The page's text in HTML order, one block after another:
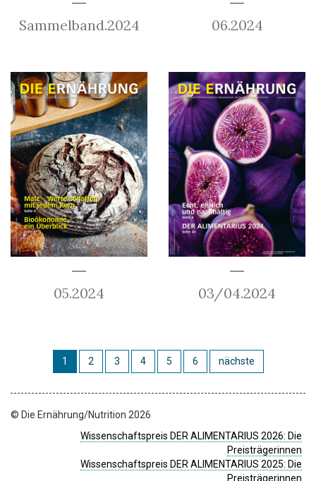
Sammelband.2024 06.2024
05.2024 03/04.2024
1 2 3 4 5 6 nächste
© Die Ernährung/Nutrition 2026
Wissenschaftspreis DER ALIMENTARIUS 2026: Die
Preisträgerinnen
Wissenschaftspreis DER ALIMENTARIUS 2025: Die
Preisträgerinnen